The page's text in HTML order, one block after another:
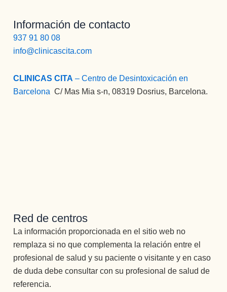
Información de contacto
937 91 80 08
info@clinicascita.com
CLINICAS CITA – Centro de Desintoxicación en
Barcelona :C/ Mas Mia s-n, 08319 Dosrius, Barcelona.
Red de centros
La información proporcionada en el sitio web no
remplaza si no que complementa la relación entre el
profesional de salud y su paciente o visitante y en caso
de duda debe consultar con su profesional de salud de
referencia.